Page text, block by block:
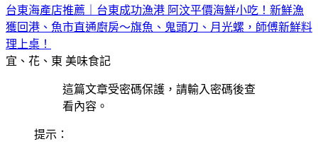
台東海產店推薦｜台東成功漁港 阿汶平價海鮮小吃！新鮮漁
獲回港、魚市直通廚房～旗魚、鬼頭刀、月光螺，師傅新鮮料
理上桌！
宜、花、東 美味食記
這篇文章受密碼保護，請輸入密碼後查
看內容。
提示：